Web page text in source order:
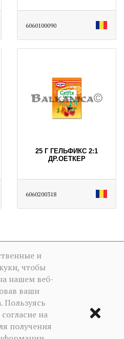
6060100090
25 Г ГЕЛЬФИКС 2:1
ДР.ОЕТКЕР
6060200318
и
чтобы
нашем веб-
ваши
Пользуясь
на
получения